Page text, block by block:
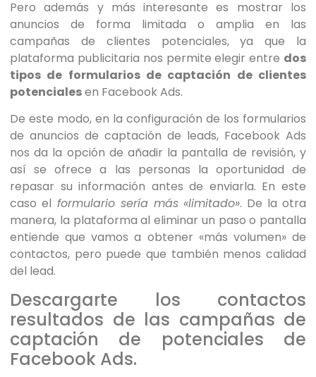
Pero además y más interesante es mostrar los
anuncios de forma limitada o amplia en las
campañas de clientes potenciales, ya que la
plataforma publicitaria nos permite elegir entre dos
tipos de formularios de captación de clientes
potencialesen Facebook Ads.
De este modo, en la configuración de los formularios
de anuncios de captación de leads, Facebook Ads
nos da la opción de añadir la pantalla de revisión, y
así se ofrece a las personas la oportunidad de
repasar su información antes de enviarla. En este
caso el formulario sería más «limitado». De la otra
manera, la plataforma al eliminar un paso o pantalla
entiende que vamos a obtener «más volumen» de
contactos, pero puede que también menos calidad
del lead.
Descargarte los contactos
resultados de las campañas de
captación de potenciales de
Facebook Ads.